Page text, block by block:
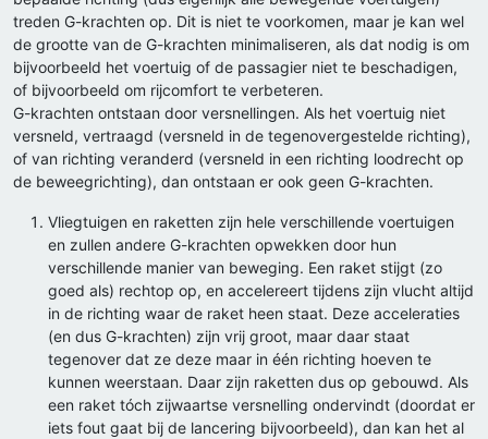
treden G-krachten op. Dit is niet te voorkomen, maar je kan wel
de grootte van de G-krachten minimaliseren, als dat nodig is om
bijvoorbeeld het voertuig of de passagier niet te beschadigen,
of bijvoorbeeld om rijcomfort te verbeteren.
G-krachten ontstaan door versnellingen. Als het voertuig niet
versneld, vertraagd (versneld in de tegenovergestelde richting),
of van richting veranderd (versneld in een richting loodrecht op
de beweegrichting), dan ontstaan er ook geen G-krachten.
Vliegtuigen en raketten zijn hele verschillende voertuigen
en zullen andere G-krachten opwekken door hun
verschillende manier van beweging. Een raket stijgt (zo
goed als) rechtop op, en accelereert tijdens zijn vlucht altijd
in de richting waar de raket heen staat. Deze acceleraties
(en dus G-krachten) zijn vrij groot, maar daar staat
tegenover dat ze deze maar in één richting hoeven te
kunnen weerstaan. Daar zijn raketten dus op gebouwd. Als
een raket tóch zijwaartse versnelling ondervindt (doordat er
iets fout gaat bij de lancering bijvoorbeeld), dan kan het al